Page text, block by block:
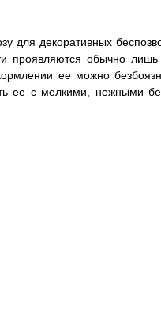
для декоративных
проявляются обычно лишь
ее можно
ее с мелкими, нежными